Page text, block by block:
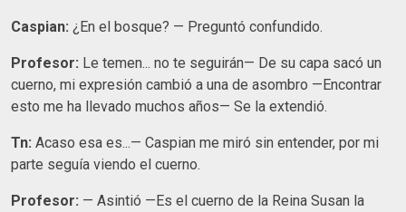
Caspian: ¿En el bosque? — Preguntó confundido.
Profesor: Le temen... no te seguirán— De su capa sacó un
cuerno, mi expresión cambió a una de asombro —Encontrar
esto me ha llevado muchos años— Se la extendió.
Tn: Acaso esa es...— Caspian me miró sin entender, por mi
parte seguía viendo el cuerno.
Profesor: — Asintió —Es el cuerno de la Reina Susan la